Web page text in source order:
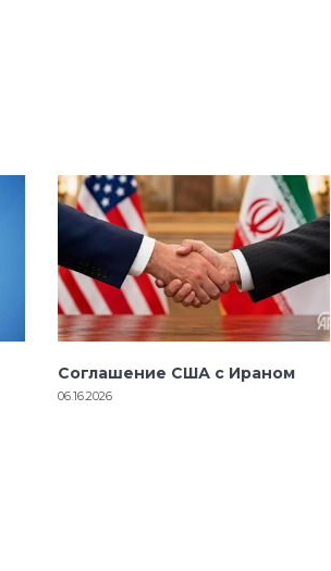
Соглашение США с Ираном
06.16.2026